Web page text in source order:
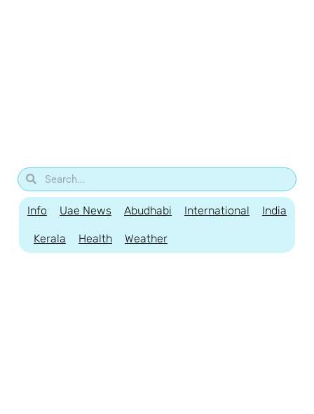
Info Uae News Abudhabi International India
Kerala Health Weather